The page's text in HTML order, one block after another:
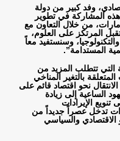
وفد كبير من دولة
المشاركة في تطوير
من خلال التعاون مع
المرتكز على العلوم،
وسنستفيد معاً
المستدامة.”
التي تتطلب المزيد من
بالتغير المناخي
نحو اقتصاد قائم على
الساعية إلى زيادة
تنويع الإيرادات
تدخل عصراً جديداً من
الاقتصادي والسياسي